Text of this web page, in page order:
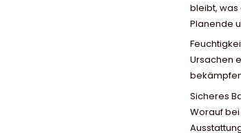
bleibt, was
Planende
Ursachen
Sicheres
Worauf bei